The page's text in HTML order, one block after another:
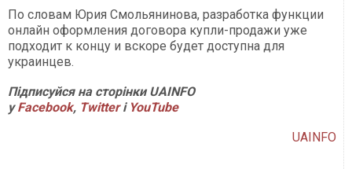
По словам Юрия Смольянинова, разработка функции
онлайн оформления договора купли-продажи уже
подходит к концу и вскоре будет доступна для
украинцев.
Підписуйся на сторінки UAINFO
уFacebook, Twitterі YouTube
UAINFO